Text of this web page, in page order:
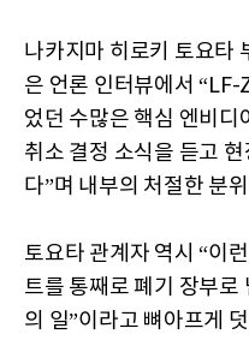
나카지마 히로키 토요타
은 언론 인터뷰에서 “LF-
었던 수많은 핵심 엔비
취소 결정 소식을 듣고
다”며 내부의 처절한 분
토요타 관계자 역시 “이
트를 통째로 폐기 장부로
의 일”이라고 뼈아프게